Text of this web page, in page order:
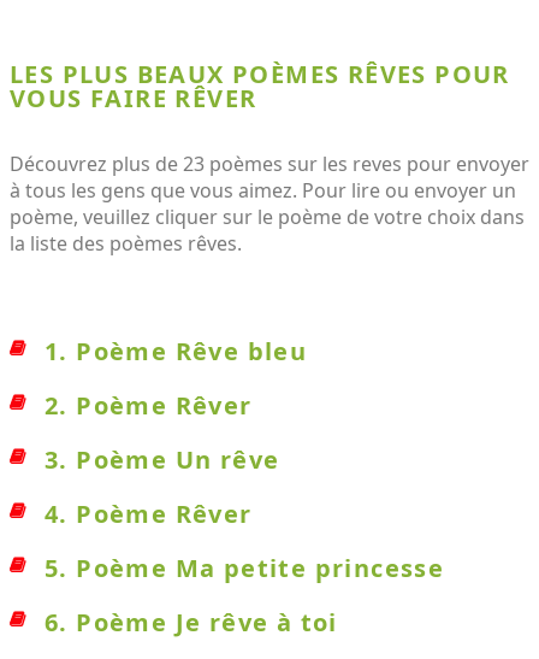
LES PLUS BEAUX POÈMES RÊVES POUR
VOUS FAIRE RÊVER
Découvrez plus de 23 poèmes sur les reves pour envoyer
à tous les gens que vous aimez. Pour lire ou envoyer un
poème, veuillez cliquer sur le poème de votre choix dans
la liste des poèmes rêves.
1. Poème Rêve bleu
2. Poème Rêver
3. Poème Un rêve
4. Poème Rêver
5. Poème Ma petite princesse
6. Poème Je rêve à toi